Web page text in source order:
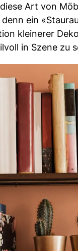
Art von
ein
kleinerer
in Szene zu